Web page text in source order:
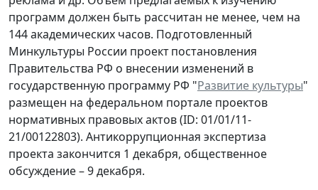
программ должен быть рассчитан не менее, чем на
144 академических часов. Подготовленный
Минкультуры России проектпостановления
Правительства РФ о внесении изменений в
государственную программу РФ "Развитие культуры"
размещен на федеральном портале проектов
нормативных правовых актов (ID: 01/01/11-
21/00122803). Антикоррупционная экспертиза
проекта закончится 1 декабря, общественное
обсуждение – 9 декабря.